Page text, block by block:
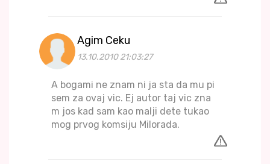
Agim Ceku
13.10.2010 21:03:27
A bogami ne znam ni ja sta da mu pi
sem za ovaj vic. Ej autor taj vic zna
m jos kad sam kao malji dete tukao
mog prvog komsiju Milorada.